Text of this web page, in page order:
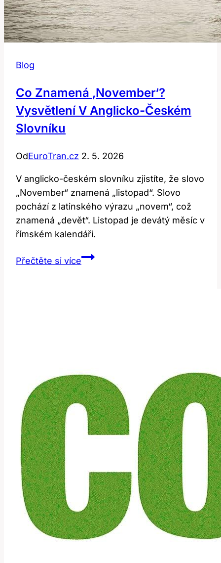
Blog
Co Znamená ‚November‘?
Vysvětlení V Anglicko-Českém
Slovníku
OdEuroTran.cz 2. 5. 2026
V anglicko-českém slovníku zjistíte, že slovo
„November“ znamená „listopad“. Slovo
pochází z latinského výrazu „novem“, což
znamená „devět“. Listopad je devátý měsíc v
římském kalendáři.
Přečtěte si víceCo